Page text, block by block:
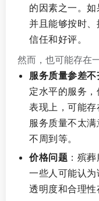
的因素之一。如
并且能够按时
信任和好评。
然而，也可能存在
服务质量参差不
定水平的服务
表现上，可能
服务质量不太
不周到等。
价格问题 ：殡
一些人可能认
透明度和合理性